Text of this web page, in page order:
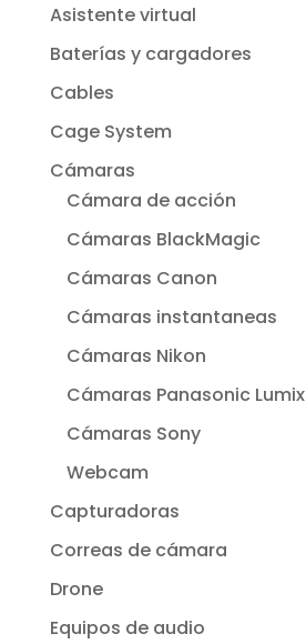
Asistente virtual
Baterías y cargadores
Cables
Cage System
Cámaras
Cámara de acción
Cámaras BlackMagic
Cámaras Canon
Cámaras instantaneas
Cámaras Nikon
Cámaras Panasonic Lumix
Cámaras Sony
Webcam
Capturadoras
Correas de cámara
Drone
Equipos de audio